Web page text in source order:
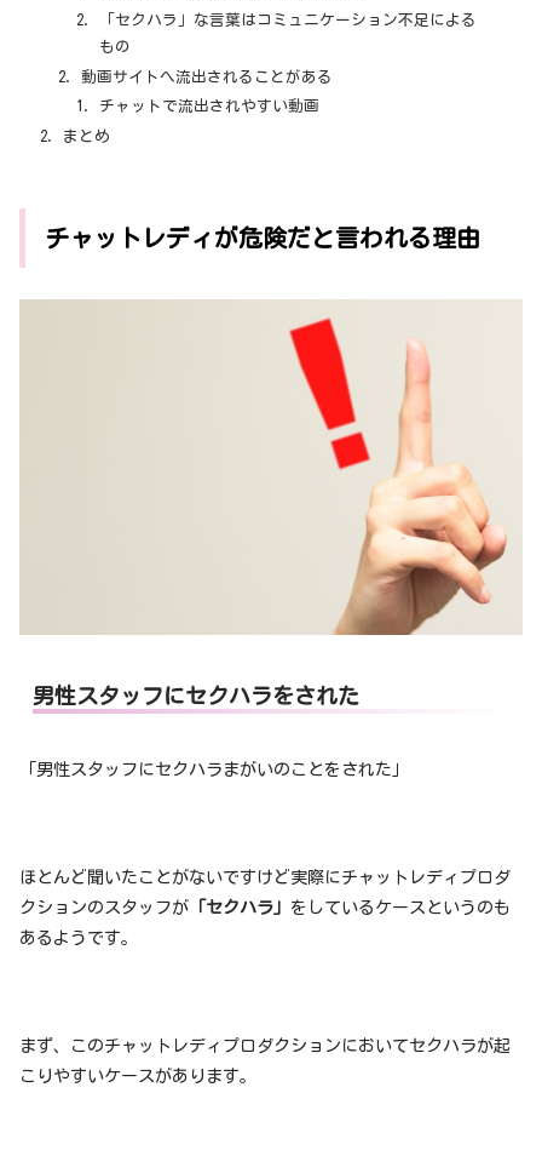
「セクハラ」な言葉はコミュニケーション不足による
もの
動画サイトへ流出されることがある
チャットで流出されやすい動画
まとめ
チャットレディが危険だと言われる理由
男性スタッフにセクハラをされた
「男性スタッフにセクハラまがいのことをされた」
ほとんど聞いたことがないですけど実際にチャットレディプロダ
クションのスタッフが 「セクハラ」 をしているケースというのも
あるようです。
まず、このチャットレディプロダクションにおいてセクハラが起
こりやすいケースがあります。